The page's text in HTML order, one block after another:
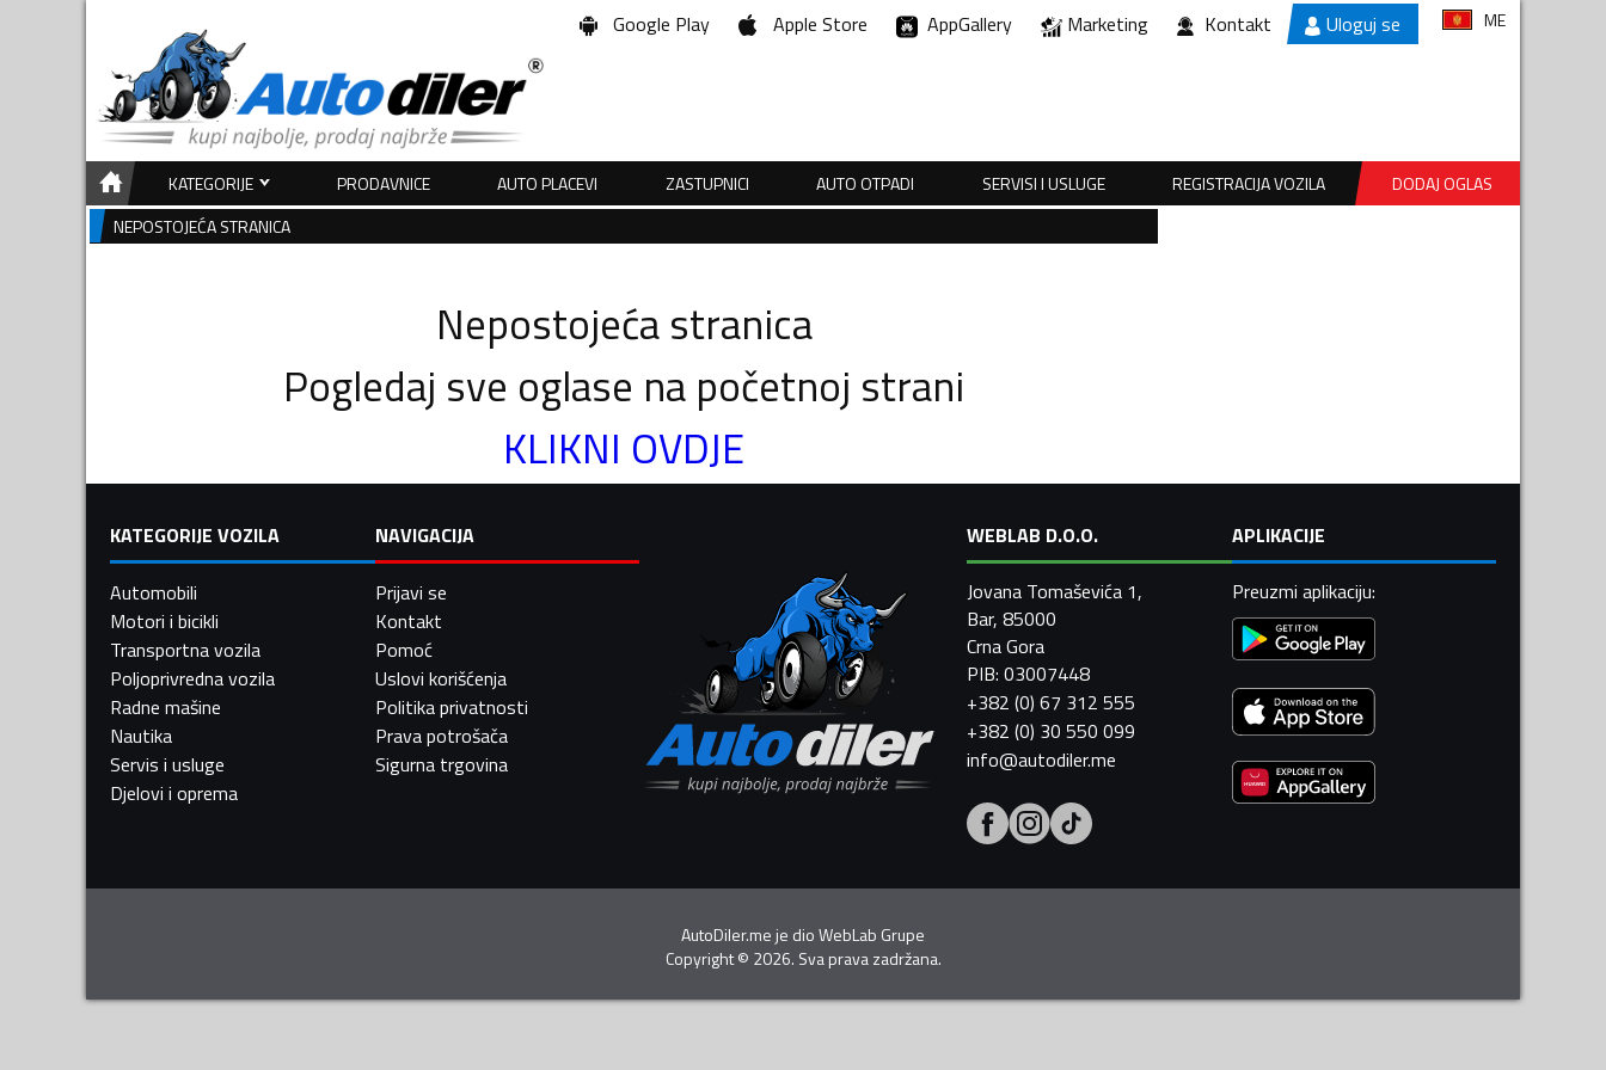
Google Play Apple Store AppGallery Marketing Kontakt Uloguj se ME
KATEGORIJE PRODAVNICE AUTO PLACEVI ZASTUPNICI AUTO OTPADI SERVISI I USLUGE REGISTRACIJA VOZILA
DODAJ OGLAS
NEPOSTOJEĆA STRANICA
Nepostojeća stranica
Pogledaj sve oglase na početnoj strani
KLIKNI OVDJE
KATEGORIJE VOZILA
Automobili
Motori i bicikli
Transportna vozila
Poljoprivredna vozila
Radne mašine
Nautika
Servis i usluge
Djelovi i oprema
NAVIGACIJA
Prijavi se
Kontakt
Pomoć
Uslovi korišćenja
Politika privatnosti
Prava potrošača
Sigurna trgovina
WEBLAB D.O.O.
Jovana Tomaševića 1,
Bar, 85000
Crna Gora
PIB: 03007448
+382 (0) 67 312 555
+382 (0) 30 550 099
info@autodiler.me
APLIKACIJE
Preuzmi aplikaciju:
AutoDiler.me je dioWebLab Grupe
Copyright© 2026. Sva prava zadržana.